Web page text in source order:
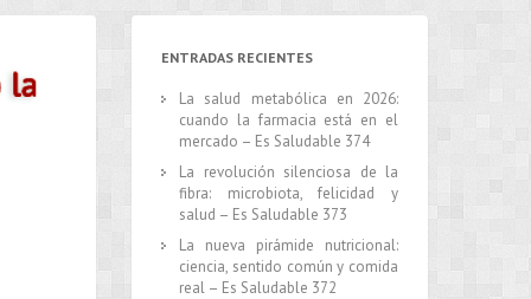
ENTRADAS RECIENTES
La salud metabólica en 2026:
cuando la farmacia está en el
mercado – Es Saludable 374
La revolución silenciosa de la
fibra: microbiota, felicidad y
salud – Es Saludable 373
La nueva pirámide nutricional:
ciencia, sentido común y comida
real – Es Saludable 372